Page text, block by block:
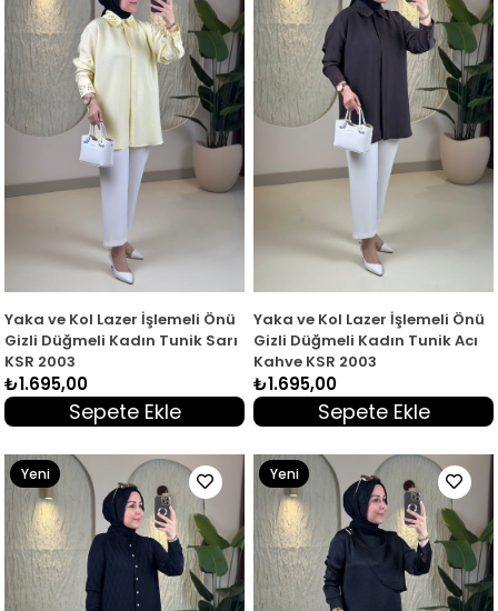
Yaka ve Kol Lazer İşlemeli Önü
Gizli Düğmeli Kadın Tunik Sarı
KSR 2003
₺1.695,00
Sepete Ekle
Yaka ve Kol Lazer İşlemeli Önü
Gizli Düğmeli Kadın Tunik Acı
Kahve KSR 2003
₺1.695,00
Sepete Ekle
Yeni
Ürün
Yeni
Ürün